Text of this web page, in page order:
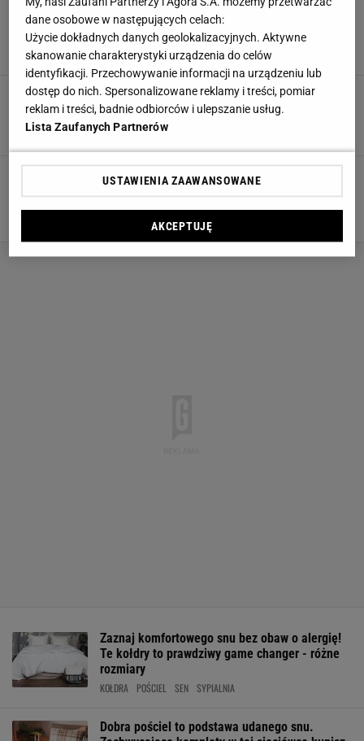
Ta pościel wygląda jak z butiku, a kosztuje
mniej niż 90 zł. W Sinsay trwa wyprzedaż
KOMPLET POŚCIELI KOŁDRA PODUSZKI POŚCIEL
Dom jak koc. Dlaczego wszyscy marzymy dziś o
miękkich wnętrzach
KOCE KOŁDRA NARZUTY NA ŁÓŻKO
Zdrowy sen bez alergii? Wystarczy ta kołdra i
poduszka, a poczujesz różnicę od pierwszej
MATERIAŁ PROMOCYJNY
Zaznaj komfortowego snu bez obaw o alergię!
Te kołdry to prawdziwy game changer - różne
rozmiary
KOŁDRA POŚCIEL SEN SYPIALNIA
Dobra pościel to podstawa udanego snu.
dane osobowe w następujących celach:
Użycie dokładnych danych geolokalizacyjnych. Aktywne
skanowanie charakterystyki urządzenia do celów
identyfikacji. Przechowywanie informacji na urządzeniu lub
dostęp do nich. Spersonalizowane reklamy i treści, pomiar
reklam i treści, badnie odbiorców i ulepszanie usług.
Lista Zaufanych Partnerów
USTAWIENIA ZAAWANSOWANE
AKCEPTUJĘ